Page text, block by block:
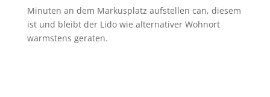
Minuten an dem Markusplatz aufstellen can, diesem
ist und bleibt der Lido wie alternativer Wohnort
warmstens geraten.